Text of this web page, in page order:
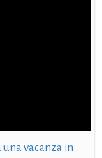
vacanza in